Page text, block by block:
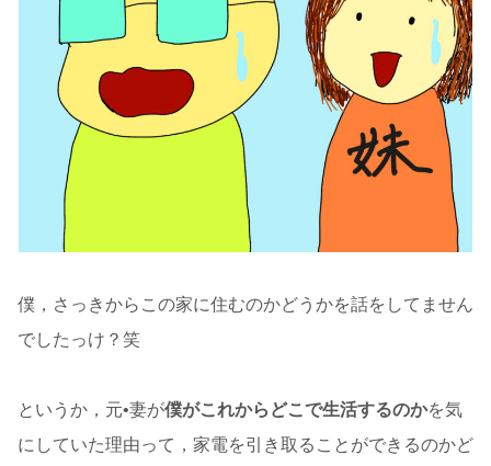
僕，さっきからこの家に住むのかどうかを話をしてません
でしたっけ？笑
というか，元•妻が僕がこれからどこで生活するのかを気
にしていた理由って，家電を引き取ることができるのかど